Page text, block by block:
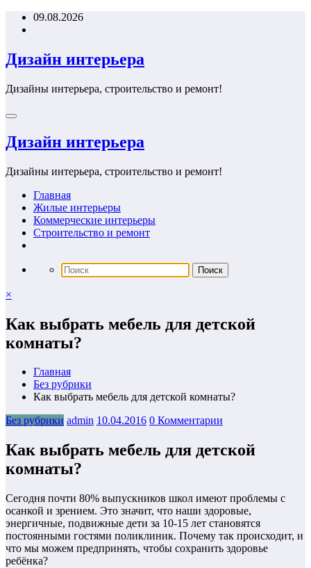
Перейти09.08.2026
Дизайн интерьера
Дизайны интерьера, строительство и ремонт!
Дизайн интерьера
Дизайны интерьера, строительство и ремонт!
Главная
Жилые интерьеры
Коммерческие интерьеры
Строительство и ремонт
×
Как выбрать мебель для детской
комнаты?
Главная
Без рубрики
Как выбрать мебель для детской комнаты?
Без рубрики admin 10.04.2016 0 Комментарии
Как выбрать мебель для детской
комнаты?
Сегодня почти 80% выпускников школ имеют проблемы с
осанкой и зрением. Это значит, что наши здоровые,
энергичные, подвижные дети за 10-15 лет становятся
постоянными гостями поликлиник. Почему так происходит, и
что мы можем предпринять, чтобы сохранить здоровье
ребёнка?